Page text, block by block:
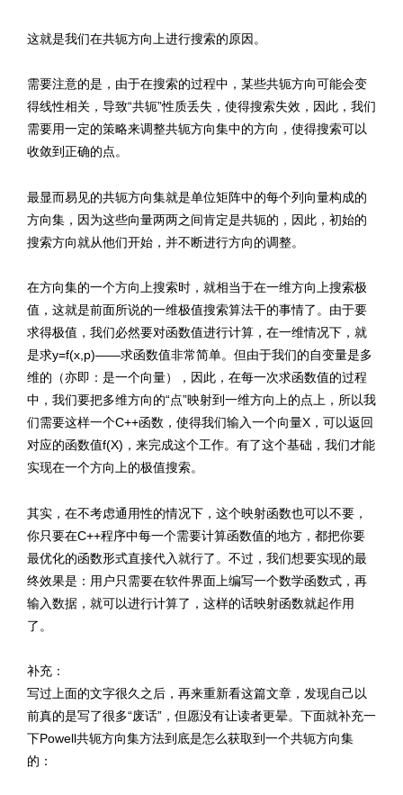
这就是我们在共轭方向上进行搜索的原因。
需要注意的是，由于在搜索的过程中，某些共轭方向可能会变
得线性相关，导致“共轭”性质丢失，使得搜索失效，因此，我们
需要用一定的策略来调整共轭方向集中的方向，使得搜索可以
收敛到正确的点。
最显而易见的共轭方向集就是单位矩阵中的每个列向量构成的
方向集，因为这些向量两两之间肯定是共轭的，因此，初始的
搜索方向就从他们开始，并不断进行方向的调整。
在方向集的一个方向上搜索时，就相当于在一维方向上搜索极
值，这就是前面所说的一维极值搜索算法干的事情了。由于要
求得极值，我们必然要对函数值进行计算，在一维情况下，就
是求y=f(x,p)——求函数值非常简单。但由于我们的自变量是多
维的（亦即：是一个向量），因此，在每一次求函数值的过程
中，我们要把多维方向的“点”映射到一维方向上的点上，所以我
们需要这样一个C++函数，使得我们输入一个向量X，可以返回
对应的函数值f(X)，来完成这个工作。有了这个基础，我们才能
实现在一个方向上的极值搜索。
其实，在不考虑通用性的情况下，这个映射函数也可以不要，
你只要在C++程序中每一个需要计算函数值的地方，都把你要
最优化的函数形式直接代入就行了。不过，我们想要实现的最
终效果是：用户只需要在软件界面上编写一个数学函数式，再
输入数据，就可以进行计算了，这样的话映射函数就起作用
了。
补充：
写过上面的文字很久之后，再来重新看这篇文章，发现自己以
前真的是写了很多“废话”，但愿没有让读者更晕。下面就补充一
下Powell共轭方向集方法到底是怎么获取到一个共轭方向集
的：